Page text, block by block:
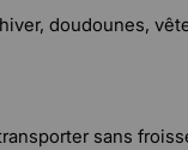
doudounes,
sans